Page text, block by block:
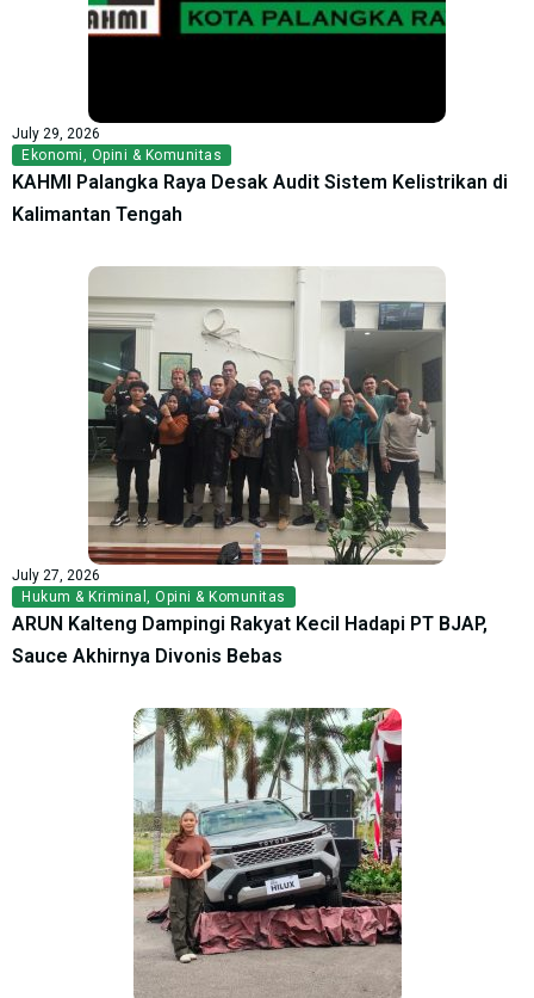
July 29, 2026
Ekonomi
Opini & Komunitas
KAHMI Palangka Raya Desak Audit Sistem Kelistrikan di
Kalimantan Tengah
July 27, 2026
Hukum & Kriminal
Opini & Komunitas
ARUN Kalteng Dampingi Rakyat Kecil Hadapi PT BJAP,
Sauce Akhirnya Divonis Bebas